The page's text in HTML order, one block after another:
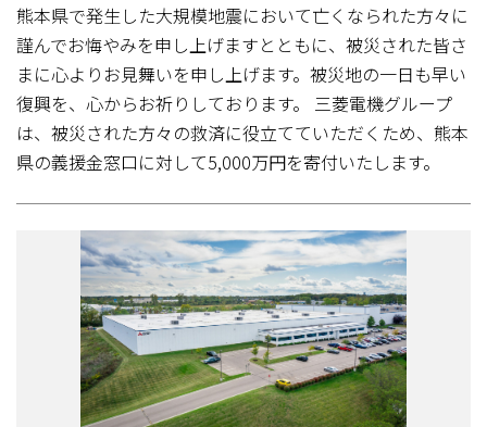
熊本県で発生した大規模地震において亡くなられた方々に
謹んでお悔やみを申し上げますとともに、被災された皆さ
まに心よりお見舞いを申し上げます。被災地の一日も早い
復興を、心からお祈りしております。 三菱電機グループ
は、被災された方々の救済に役立てていただくため、熊本
県の義援金窓口に対して5,000万円を寄付いたします。